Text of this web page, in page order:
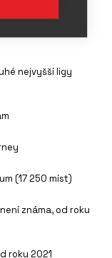
liber
nejvyšší ligy
(17 250 míst)
známa, od roku
roku 2021